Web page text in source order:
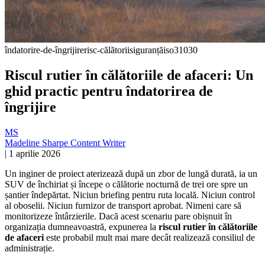
îndatorire-de-îngrijirerisc-călătoriisiguranțăiso31030
Riscul rutier în călătoriile de afaceri: Un
ghid practic pentru îndatorirea de
îngrijire
MS
Madeline Sharpe Content Writer
| 1 aprilie 2026
Un inginer de proiect aterizează după un zbor de lungă durată, ia un
SUV de închiriat și începe o călătorie nocturnă de trei ore spre un
șantier îndepărtat. Niciun briefing pentru ruta locală. Niciun control
al oboselii. Niciun furnizor de transport aprobat. Nimeni care să
monitorizeze întârzierile. Dacă acest scenariu pare obișnuit în
organizația dumneavoastră, expunerea la riscul rutier în călătoriile
de afaceri este probabil mult mai mare decât realizează consiliul de
administrație.